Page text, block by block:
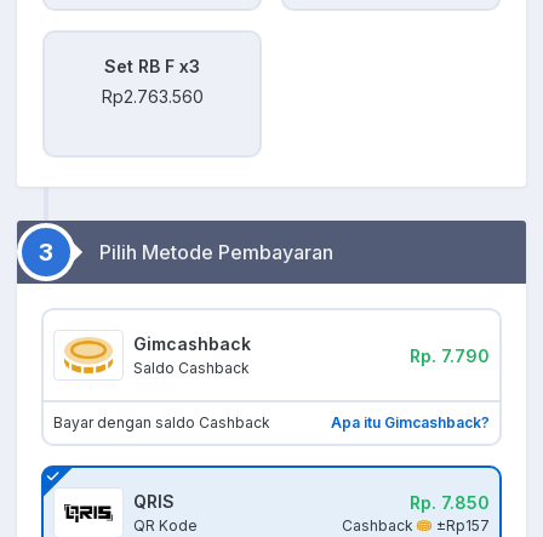
Set RB F x3
Rp2.763.560
3 Pilih Metode Pembayaran
Gimcashback
Saldo Cashback
Rp. 7.790
Bayar dengan saldo Cashback Apa itu Gimcashback?
QRIS
QR Kode
Rp. 7.850
Cashback ±Rp157